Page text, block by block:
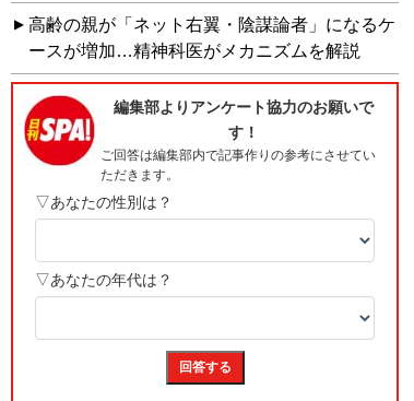
高齢の親が「ネット右翼・陰謀論者」になるケ
ースが増加…精神科医がメカニズムを解説